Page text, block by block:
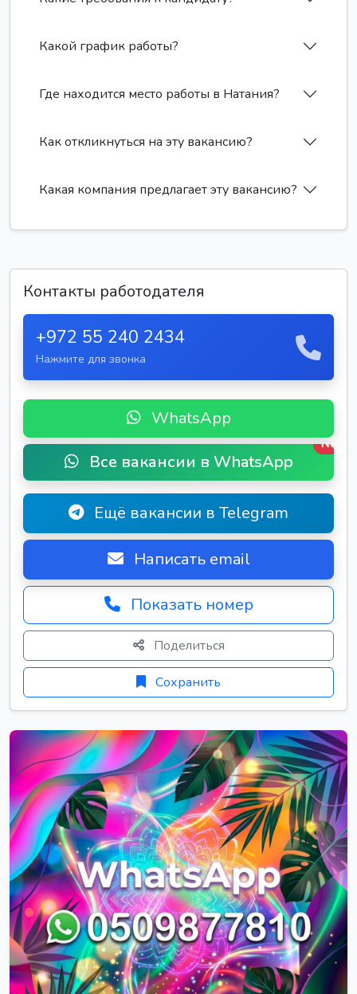
Какой график работы?
Где находится место работы в Натания?
Как откликнуться на эту вакансию?
Какая компания предлагает эту вакансию?
Контакты работодателя
+972 55 240 2434
Нажмите для звонка
WhatsApp
Все вакансии в WhatsApp
New
Ещё вакансии в Telegram
Написать email
Показать номер
Поделиться
Сохранить